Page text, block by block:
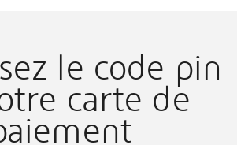
le code pin
carte de